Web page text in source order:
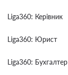
Liga360: Керівник
Liga360: Юрист
Liga360: Бухгалтер